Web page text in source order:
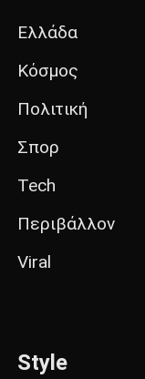
Ελλάδα
Κόσμος
Πολιτική
Σπορ
Tech
Περιβάλλον
Viral
Style